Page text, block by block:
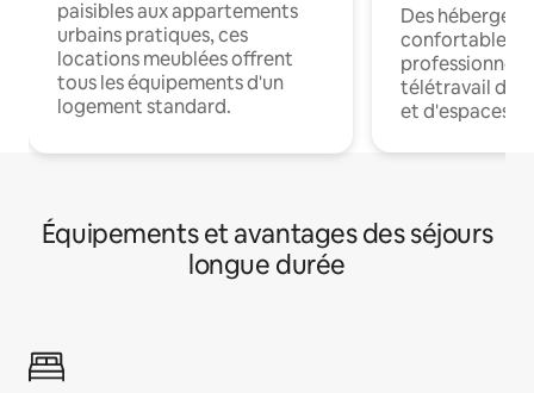
paisibles aux appartements
urbains pratiques, ces
locations meublées offrent
tous les équipements d'un
logement standard.
Des
confortables
professionnels
télétravail
et d'espaces
Équipements et avantages des séjours
longue durée